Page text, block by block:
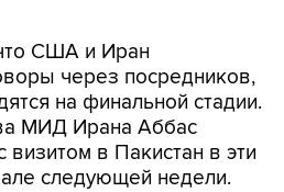
США и Иран
через посредников,
на финальной стадии.
МИД Ирана Аббас
визитом в Пакистан в эти
следующей недели.